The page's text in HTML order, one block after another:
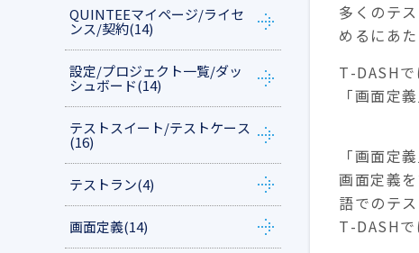
多くのテ
めるにあ
T-DASH
「画面定
「画面定
画面定義
語でのテ
T-DASHで
QUINTEEマイページ/ライセ
ンス/契約(14)
設定/プロジェクト一覧/ダッ
シュボード(14)
テストスイート/テストケース
(16)
テストラン(4)
画面定義(14)